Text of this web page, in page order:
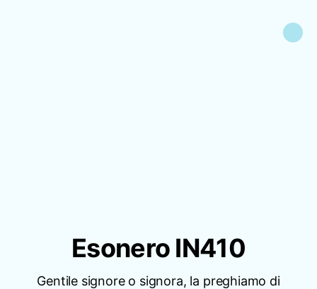
Esonero IN410
Gentile signore o signora, la preghiamo di